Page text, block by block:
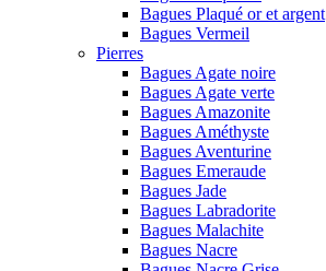
Bagues Plaqué or et argent
Bagues Vermeil
Pierres
Bagues Agate noire
Bagues Agate verte
Bagues Amazonite
Bagues Améthyste
Bagues Aventurine
Bagues Emeraude
Bagues Jade
Bagues Labradorite
Bagues Malachite
Bagues Nacre